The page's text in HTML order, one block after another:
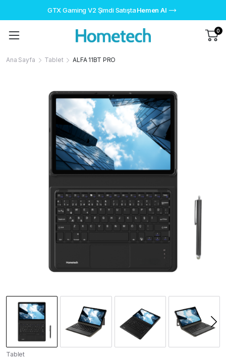
GTX Gaming V2 Şimdi SatıştaHemen Al
0
Ana Sayfa Tablet ALFA 11BT PRO
Tablet